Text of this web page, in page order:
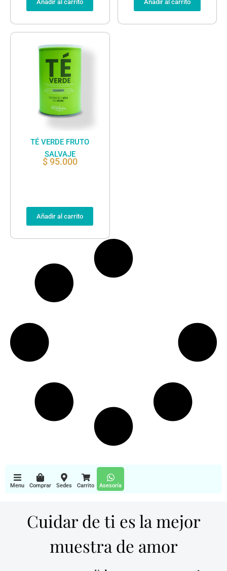
Añadir al carrito Añadir al carrito
TÉ VERDE FRUTO
SALVAJE
$95.000
Añadir al carrito
Menu Comprar Sedes Carrito Asesoría
Cuidar de ti es la mejor
muestra de amor